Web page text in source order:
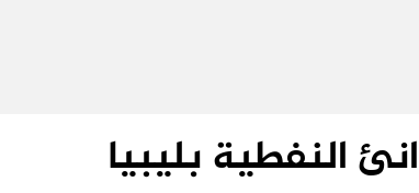
النفطية بليبيا